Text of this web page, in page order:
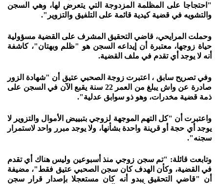
"احتجاجا على المظلمة المزدوجة التي يتعرض لها، وهي السجن
والتشويه في قضية كيدية قائمة على التلفيق والتزوير".
وحملت المرايحي، قاضي التحقيق المشرف على القضية مسؤولية
حياة زوجها، معتبرة أن إيداعه السجن هو "ظلم وبهتان"، كاشفة
أنه لا يوجد أي تقدم في ملف القضية.
وفي تصريح سابق ، اعتبرت زوجة الصحبي عتيق أن "شهادة الزور
صادرة عن واش يبلغ من العمر 22 سنة يقبع الآن في السجن على
ذمة قضية مخدرات، وهو ذو سوابق عدلية".
واعتبرت أن "كل التهم الموجهة لزوجي بتبييض الأموال والتزوير لا
يوجد أي حجة أو قرينة واحدة بشأنها، ولا يوجد مبرر واحد لاستمرار
سجنه".
وتابعت قائلة: "تم سجن زوجي منذ أسبوعين وليس هناك أي تقدم
في القضية، وكأن الهدف كان سجن الصحبي عتيق فقط"، مضيفة
أن "قاضي التحقيق يبدو أنه كان مستعجلا بإصدار قرار سجن